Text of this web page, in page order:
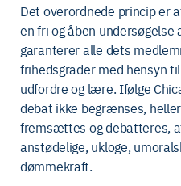
Det overordnede princip er
en fri og åben undersøgelse
garanterer alle dets
frihedsgrader med hensyn
udfordre og lære. Ifølge
debat ikke begrænses,
fremsættes og debatteres,
anstødelige, ukloge,
dømmekraft.